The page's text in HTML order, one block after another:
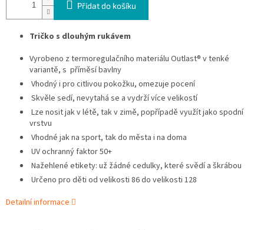
Přidat do košíku
Tričko s dlouhým rukávem
Vyrobeno z termoregulačního materiálu Outlast® v tenké
variantě, s příměsí bavlny
Vhodný i pro citlivou pokožku, omezuje pocení
Skvěle sedí, nevytahá se a vydrží více velikostí
Lze nosit jak v létě, tak v zimě, popřípadě využít jako spodní
vrstvu
Vhodné jak na sport, tak do města i na doma
UV ochranný faktor 50+
Nažehlené etikety: už žádné cedulky, které svědí a škrábou
Určeno pro děti od velikosti 86 do velikosti 128
Detailní informace